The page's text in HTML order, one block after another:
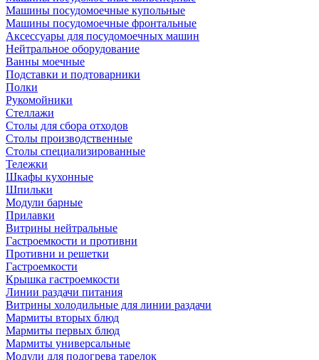
Машины посудомоечные купольные
Машины посудомоечные фронтальные
Аксессуары для посудомоечных машин
Нейтральное оборудование
Ванны моечные
Подставки и подтоварники
Полки
Рукомойники
Стеллажи
Столы для сбора отходов
Столы производственные
Столы специализированные
Тележки
Шкафы кухонные
Шпильки
Модули барные
Прилавки
Витрины нейтральные
Гастроемкости и противни
Противни и решетки
Гастроемкости
Крышка гастроемкости
Линии раздачи питания
Витрины холодильные для линии раздачи
Мармиты вторых блюд
Мармиты первых блюд
Мармиты универсальные
Модули для подогрева тарелок